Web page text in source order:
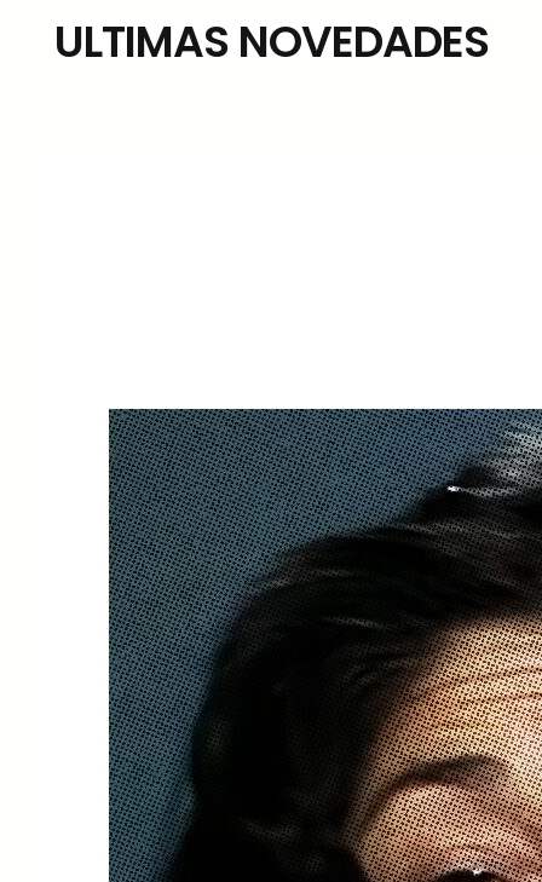
ULTIMAS NOVEDADES